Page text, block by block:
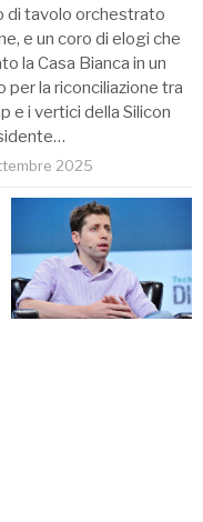
di tavolo orchestrato
e un coro di elogi che
la Casa Bianca in un
per la riconciliazione tra
e i vertici della Silicon
2025